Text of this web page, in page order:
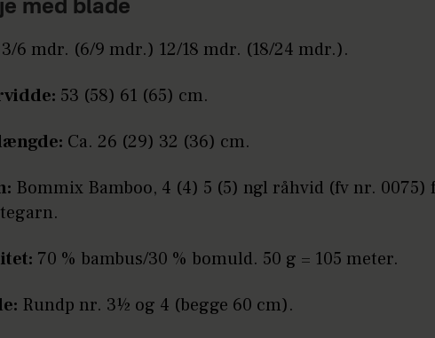
med blade
3/6 mdr. (6/9 mdr.) 12/18 mdr. (18/24 mdr.).
53 (58) 61 (65) cm.
Ca. 26 (29) 32 (36) cm.
Bommix Bamboo, 4 (4) 5 (5) ngl råhvid (fv nr. 0075)
70 % bambus/30 % bomuld. 50 g = 105 meter.
Rundp nr. 3½ og 4 (begge 60 cm).